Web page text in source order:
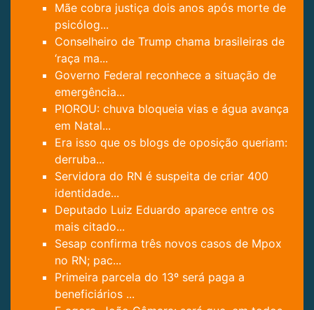
Mãe cobra justiça dois anos após morte de
psicólog...
Conselheiro de Trump chama brasileiras de
‘raça ma...
Governo Federal reconhece a situação de
emergência...
PIOROU: chuva bloqueia vias e água avança
em Natal...
Era isso que os blogs de oposição queriam:
derruba...
Servidora do RN é suspeita de criar 400
identidade...
Deputado Luiz Eduardo aparece entre os
mais citado...
Sesap confirma três novos casos de Mpox
no RN; pac...
Primeira parcela do 13º será paga a
beneficiários ...